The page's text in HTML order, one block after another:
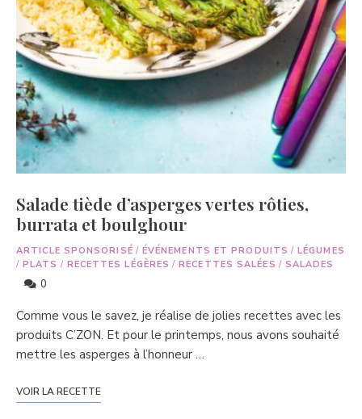
Salade tiède d’asperges vertes rôties,
burrata et boulghour
ARTICLE SPONSORISÉ / ÉVÉNEMENTS ET PRODUITS / LÉGUMES
/ PLATS / RECETTES LÉGÈRES / RECETTES SALÉES / SALADES
0
Comme vous le savez, je réalise de jolies recettes avec les
produits C’ZON. Et pour le printemps, nous avons souhaité
mettre les asperges à l’honneur …
VOIR LA RECETTE